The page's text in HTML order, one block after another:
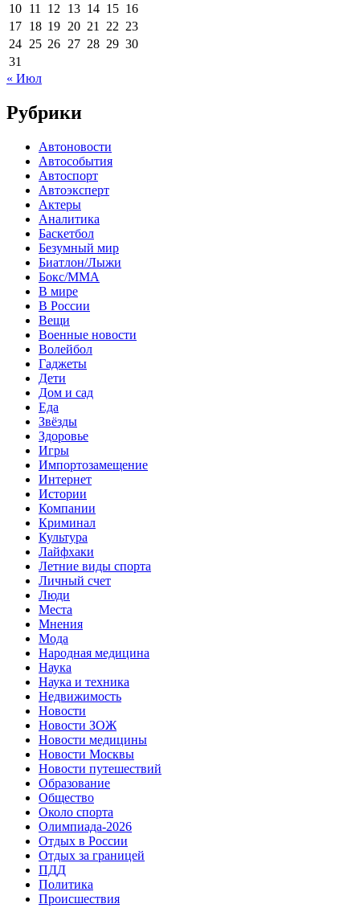
10 11 12 13 14 15 16
17 18 19 20 21 22 23
24 25 26 27 28 29 30
31
« Июл
Рубрики
Автоновости
Автособытия
Автоспорт
Автоэксперт
Актеры
Аналитика
Баскетбол
Безумный мир
Биатлон/Лыжи
Бокс/MMA
В мире
В России
Вещи
Военные новости
Волейбол
Гаджеты
Дети
Дом и сад
Еда
Звёзды
Здоровье
Игры
Импортозамещение
Интернет
Истории
Компании
Криминал
Культура
Лайфхаки
Летние виды спорта
Личный счет
Люди
Места
Мнения
Мода
Народная медицина
Наука
Наука и техника
Недвижимость
Новости
Новости ЗОЖ
Новости медицины
Новости Москвы
Новости путешествий
Образование
Общество
Около спорта
Олимпиада-2026
Отдых в России
Отдых за границей
ПДД
Политика
Происшествия